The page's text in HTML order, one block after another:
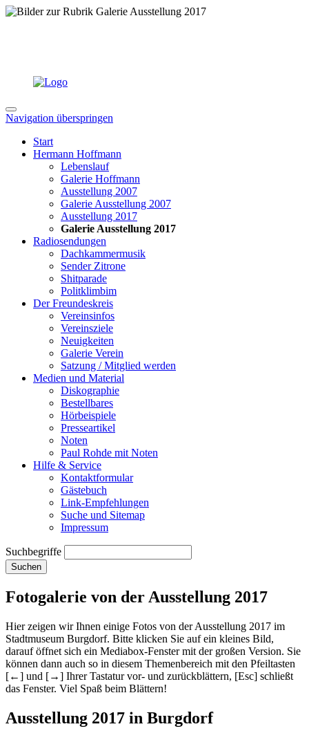
Navigation überspringen
Start
Hermann Hoffmann
Lebenslauf
Galerie Hoffmann
Ausstellung 2007
Galerie Ausstellung 2007
Ausstellung 2017
Galerie Ausstellung 2017
Radiosendungen
Dachkammermusik
Sender Zitrone
Shitparade
Politklimbim
Der Freundeskreis
Vereinsinfos
Vereinsziele
Neuigkeiten
Galerie Verein
Satzung / Mitglied werden
Medien und Material
Diskographie
Bestellbares
Hörbeispiele
Presseartikel
Noten
Paul Rohde mit Noten
Hilfe & Service
Kontaktformular
Gästebuch
Link-Empfehlungen
Suche und Sitemap
Impressum
Suchbegriffe
Suchen
Fotogalerie von der Ausstellung 2017
Hier zeigen wir Ihnen einige Fotos von der Ausstellung 2017 im
Stadtmuseum Burgdorf. Bitte klicken Sie auf ein kleines Bild,
darauf öffnet sich ein Mediabox-Fenster mit der großen Version. Sie
können dann auch so in diesem Themenbereich mit den Pfeiltasten
[←] und [→] Ihrer Tastatur vor- und zurückblättern, [Esc] schließt
das Fenster. Viel Spaß beim Blättern!
Ausstellung 2017 in Burgdorf